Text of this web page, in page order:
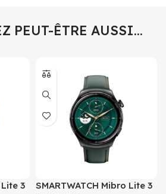
PEUT-ÊTRE AUSSI…
Lite 3
SMARTWATCH Mibro Lite 3